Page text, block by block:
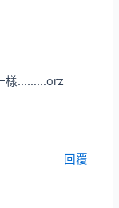
樣………orz
回覆